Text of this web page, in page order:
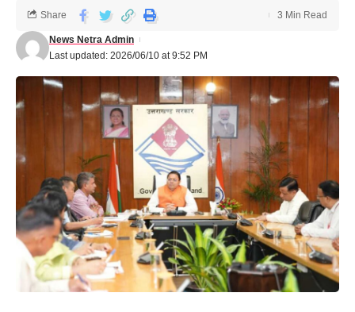
Last updated: 2026/06/10 at 9:52 PM
News Netra Admin
Share 3 Min Read